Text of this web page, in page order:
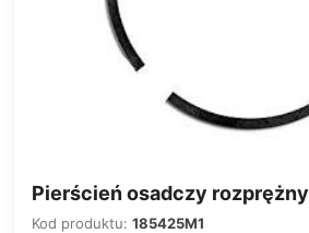
Pierścień osadczy
Kod produktu: 185425M1